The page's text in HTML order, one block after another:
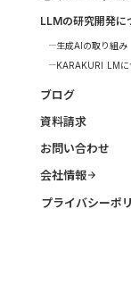
LLMの研究開発に
生成AIの取り組み
KARAKURI LMに
ブログ
資料請求
お問い合わせ
会社情報arrow_forward
プライバシーポ